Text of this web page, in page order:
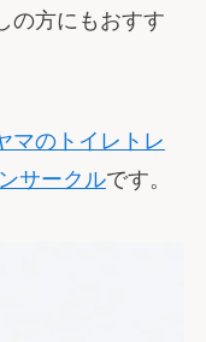
の方にもおすす
マのトイレトレ
サークルです。